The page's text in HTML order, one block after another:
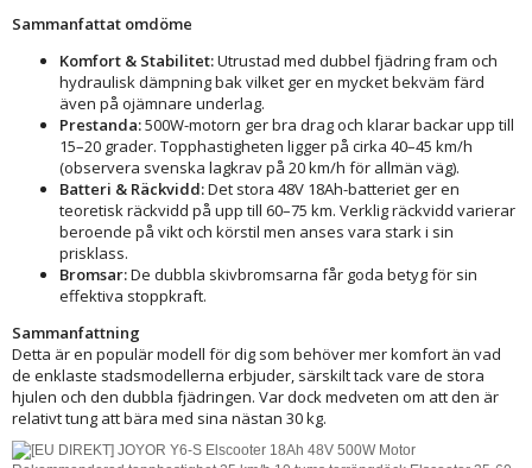
Sammanfattat omdöme
Komfort & Stabilitet:Utrustad med dubbel fjädring fram och
hydraulisk dämpning bak vilket ger en mycket bekväm färd
även på ojämnare underlag.
Prestanda:500W-motorn ger bra drag och klarar backar upp till
15–20 grader. Topphastigheten ligger på cirka 40–45 km/h
(observera svenska lagkrav på 20 km/h för allmän väg).
Batteri & Räckvidd:Det stora 48V 18Ah-batteriet ger en
teoretisk räckvidd på upp till 60–75 km. Verklig räckvidd varierar
beroende på vikt och körstil men anses vara stark i sin
prisklass.
Bromsar:De dubbla skivbromsarna får goda betyg för sin
effektiva stoppkraft.
Sammanfattning
Detta är en populär modell för dig som behöver mer komfort än vad
de enklaste stadsmodellerna erbjuder, särskilt tack vare de stora
hjulen och den dubbla fjädringen. Var dock medveten om att den är
relativt tung att bära med sina nästan 30 kg.